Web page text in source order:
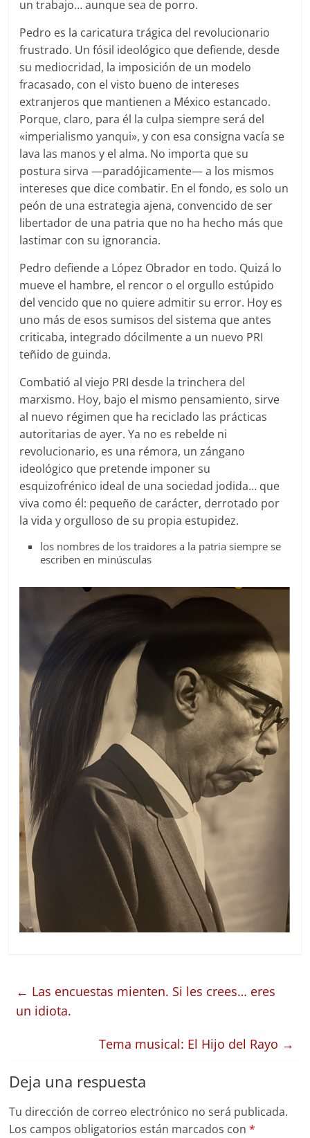
un trabajo… aunque sea de porro.
Pedro es la caricatura trágica del revolucionario
frustrado. Un fósil ideológico que defiende, desde
su mediocridad, la imposición de un modelo
fracasado, con el visto bueno de intereses
extranjeros que mantienen a México estancado.
Porque, claro, para él la culpa siempre será del
«imperialismo yanqui», y con esa consigna vacía se
lava las manos y el alma. No importa que su
postura sirva —paradójicamente— a los mismos
intereses que dice combatir. En el fondo, es solo un
peón de una estrategia ajena, convencido de ser
libertador de una patria que no ha hecho más que
lastimar con su ignorancia.
Pedro defiende a López Obrador en todo. Quizá lo
mueve el hambre, el rencor o el orgullo estúpido
del vencido que no quiere admitir su error. Hoy es
uno más de esos sumisos del sistema que antes
criticaba, integrado dócilmente a un nuevo PRI
teñido de guinda.
Combatió al viejo PRI desde la trinchera del
marxismo. Hoy, bajo el mismo pensamiento, sirve
al nuevo régimen que ha reciclado las prácticas
autoritarias de ayer. Ya no es rebelde ni
revolucionario, es una rémora, un zángano
ideológico que pretende imponer su
esquizofrénico ideal de una sociedad jodida… que
viva como él: pequeño de carácter, derrotado por
la vida y orgulloso de su propia estupidez.
los nombres de los traidores a la patria siempre se
escriben en minúsculas
← Las encuestas mienten. Si les crees… eres
un idiota.
Tema musical: El Hijo del Rayo →
Deja una respuesta
Tu dirección de correo electrónico no será publicada.
Los campos obligatorios están marcados con*